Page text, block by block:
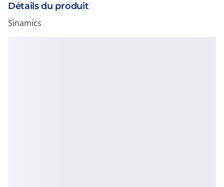
Détails du produit
Sinamics